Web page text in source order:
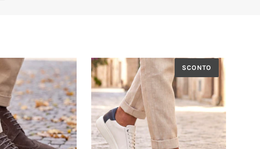
SCONTO